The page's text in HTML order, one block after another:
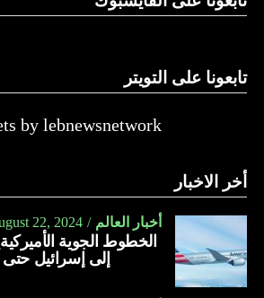
تابعونا على التويتر
by lebnewsnetwork
أخر الاخبار
أخبار العالم 22, 2024
الخطوط الجوية
إلى إسرائيل حتى